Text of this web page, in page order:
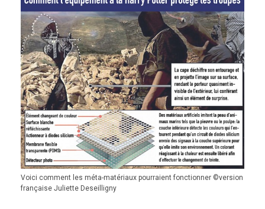
Voici comment les méta-matériaux pourraient fonctionner ©version
française Juliette Deseilligny